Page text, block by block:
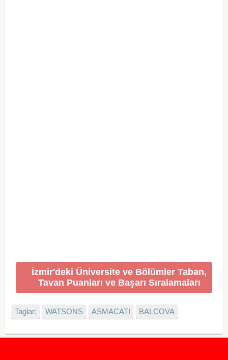
İzmir'deki Üniversite ve Bölümler Taban,
Tavan Puanları ve Başarı Sıralamaları
Taglar: WATSONS ASMACATI BALCOVA